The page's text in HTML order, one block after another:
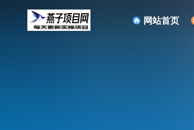
网站首页